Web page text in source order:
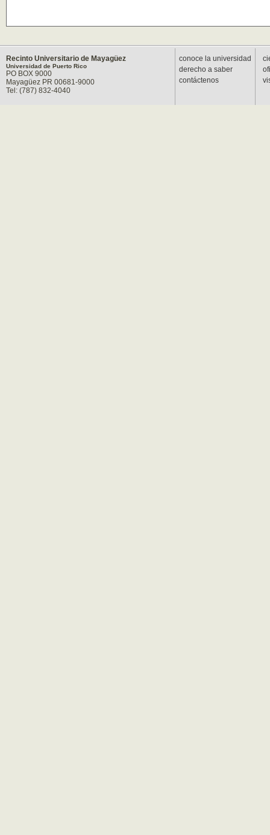
Recinto Universitario de Mayagüez
Universidad de Puerto Rico
PO BOX 9000
Mayagüez PR 00681-9000
Tel: (787) 832-4040
conoce la universidad
derecho a saber
contáctenos